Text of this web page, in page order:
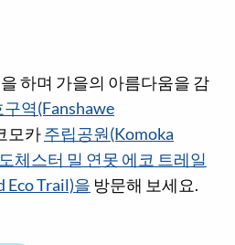
하며 가을의 아름다움을 감
역(Fanshawe
모카주립공원(Komoka
도체스터 밀 연못 에코 트레일
Eco Trail)을 방문해 보세요.